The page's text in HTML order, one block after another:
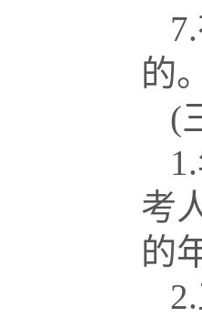
的。
(
考
的